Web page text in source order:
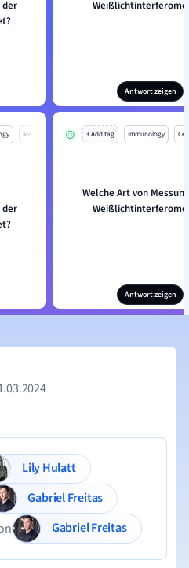
Antwort zeigen
Mo + Add tag Immunology
Welche Art von
Antwort zeigen
Lily Hulatt
Gabriel Freitas
Gabriel Freitas